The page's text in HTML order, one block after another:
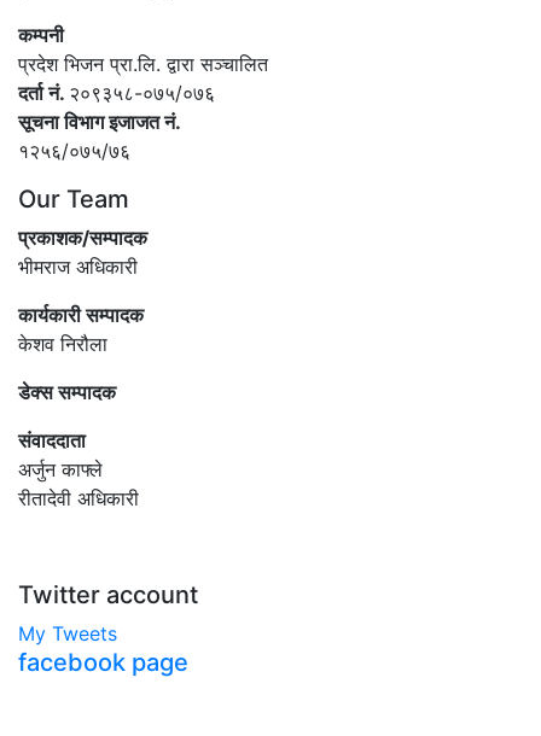
कम्पनी
प्रदेश भिजन प्रा.लि. द्वारा सञ्‍चालित
दर्ता नं. २०९३५८-०७५/०७६
सूचना विभाग इजाजत नं.
१२५६/०७५/७६
Our Team
प्रकाशक/सम्पादक
भीमराज अधिकारी
कार्यकारी सम्पादक
केशव निरौला
डेक्स सम्पादक
संवाददाता
अर्जुन काफ्ले
रीतादेवी अधिकारी
Twitter account
My Tweets
facebook page